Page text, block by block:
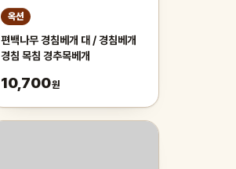
옥션
편백나무 경침베개 대 / 경침베개
경침 목침 경추목베개
10,700원